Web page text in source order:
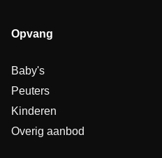
Opvang
Baby's
Peuters
Kinderen
Overig aanbod